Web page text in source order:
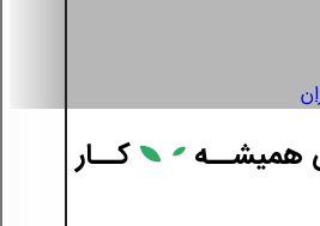
کــار